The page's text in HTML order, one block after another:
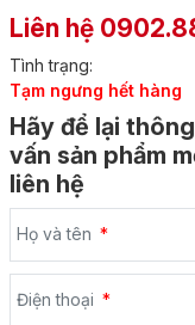
Liên hệ
Tình trạng:
Tạm ngưng hết hàng
Hãy để lại
vấn sản phẩm
liên hệ
Họ và tên
Điện thoại